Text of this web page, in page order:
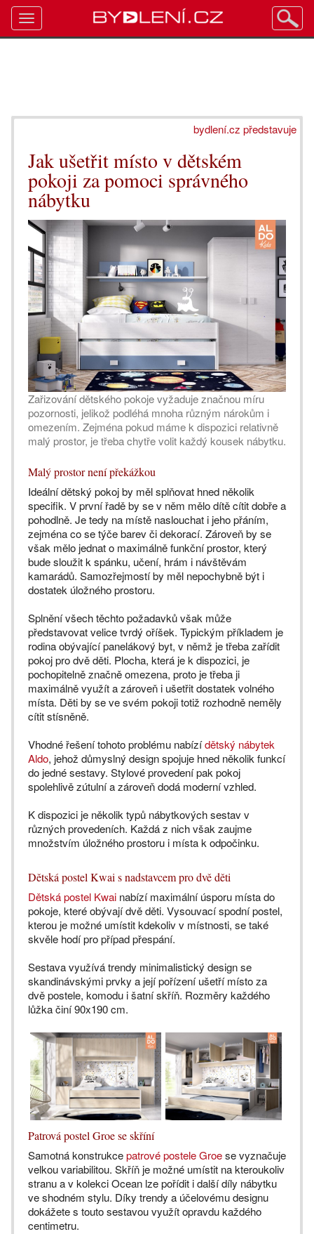
bydlení.cz představuje
Jak ušetřit místo v dětském
pokoji za pomoci správného
nábytku
Zařizování dětského pokoje vyžaduje značnou míru
pozornosti, jelikož podléhá mnoha různým nárokům i
omezením. Zejména pokud máme k dispozici relativně
malý prostor, je třeba chytře volit každý kousek nábytku.
Malý prostor není překážkou
Ideální dětský pokoj by měl splňovat hned několik
specifik. V první řadě by se v něm mělo dítě cítit dobře a
pohodlně. Je tedy na místě naslouchat i jeho přáním,
zejména co se týče barev či dekorací. Zároveň by se
však mělo jednat o maximálně funkční prostor, který
bude sloužit k spánku, učení, hrám i návštěvám
kamarádů. Samozřejmostí by měl nepochybně být i
dostatek úložného prostoru.
Splnění všech těchto požadavků však může
představovat velice tvrdý oříšek. Typickým příkladem je
rodina obývající panelákový byt, v němž je třeba zařídit
pokoj pro dvě děti. Plocha, která je k dispozici, je
pochopitelně značně omezena, proto je třeba ji
maximálně využít a zároveň i ušetřit dostatek volného
místa. Děti by se ve svém pokoji totiž rozhodně neměly
cítit stísněně.
Vhodné řešení tohoto problému nabízídětský nábytek
Aldo, jehož důmyslný design spojuje hned několik funkcí
do jedné sestavy. Stylové provedení pak pokoj
spolehlivě zútulní a zároveň dodá moderní vzhled.
K dispozici je několik typů nábytkových sestav v
různých provedeních. Každá z nich však zaujme
množstvím úložného prostoru i místa k odpočinku.
Dětská postel Kwai s nadstavcem pro dvě děti
Dětská postel Kwai nabízí maximální úsporu místa do
pokoje, které obývají dvě děti. Vysouvací spodní postel,
kterou je možné umístit kdekoliv v místnosti, se také
skvěle hodí pro případ přespání.
Sestava využívá trendy minimalistický design se
skandinávskými prvky a její pořízení ušetří místo za
dvě postele, komodu i šatní skříň. Rozměry každého
lůžka činí 90x190 cm.
Patrová postel Groe se skříní
Samotná konstrukcepatrové postele Groese vyznačuje
velkou variabilitou. Skříň je možné umístit na kteroukoliv
stranu a v kolekci Ocean lze pořídit i další díly nábytku
ve shodném stylu. Díky trendy a účelovému designu
dokážete s touto sestavou využít opravdu každého
centimetru.
Toggle
navigation